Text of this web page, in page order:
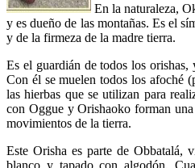
En la naturaleza,
y es dueño de las montañas. Es el
y de la firmeza de la madre tierra.
Es el guardián de todos los
Con él se muelen todos los afoché
las hierbas que se utilizan para
con Oggue y Orishaoko forman
movimientos de la tierra.
Este Orisha es parte de Obbatalá,
blanco y tapado con algodón.